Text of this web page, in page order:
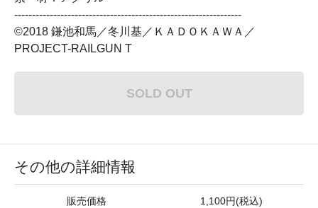
----------------------------------------------------------------
©2018 鎌池和馬／冬川基／ＫＡＤＯＫＡＷＡ／
PROJECT-RAILGUN T
SOLD OUT
その他の詳細情報
販売価格 1,100円(税込)